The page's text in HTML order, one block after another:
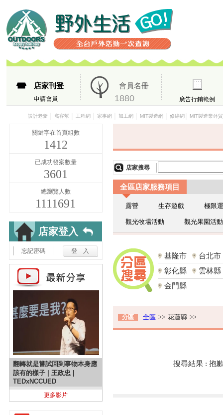
店家刊登
申請會員
會員名冊
1880 廣告行銷範例
設計老爹 窩客幫 工程網 家事網 加工網 MIT製造網 修繕網 MIT製造業外
關鍵字在首頁組數
1412
已成功發案數量
3601
總瀏覽人數
1111691
店家登入
忘記密碼
翻轉就是嘗試回到事物本身應
該有的樣子 | 王政忠 |
TEDxNCCUED
更多影片
店家搜尋
全區店家服務項目
露營 生存遊戲 極限
觀光牧場活動 觀光果園活動
基隆市
台北市
彰化縣
雲林縣
金門縣
分區 全區 >> 花蓮縣 >>
搜尋結果 : 抱